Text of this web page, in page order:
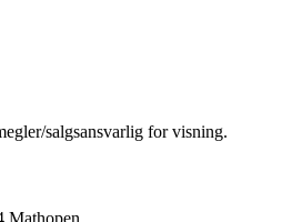
salgsansvarlig for visning.
Mathopen